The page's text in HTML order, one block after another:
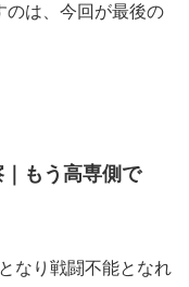
のは、今回が最後の
もう高専側で
なり戦闘不能となれ